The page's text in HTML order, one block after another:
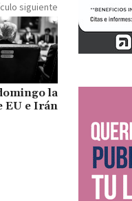
siguiente
la
EU e Irán